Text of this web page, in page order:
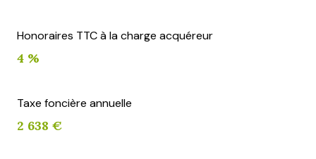
Honoraires TTC à la charge acquéreur
4 %
Taxe foncière annuelle
2 638 €